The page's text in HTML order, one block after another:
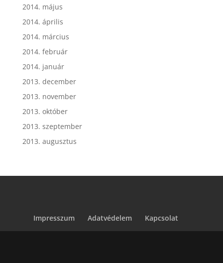
2014. május
2014. április
2014. március
2014. február
2014. január
2013. december
2013. november
2013. október
2013. szeptember
2013. augusztus
Impresszum Adatvédelem Kapcsolat